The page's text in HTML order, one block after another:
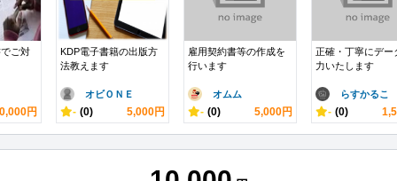
ご対
円
KDP電子書籍の出版方
法教えます
オビＯＮＥ
- (0) 5,000円
雇用契約書等の作成を
行います
オムム
- (0) 5,000円
正確・丁寧にデー
力いたします
らすかるこ
- (0)